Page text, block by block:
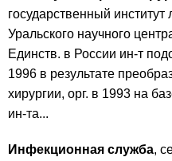
государственный
Уральского научного
Единств. в России ин-т
1996 в результате
хирургии, орг. в 1993 на
ин-та...
Инфекционная служба,